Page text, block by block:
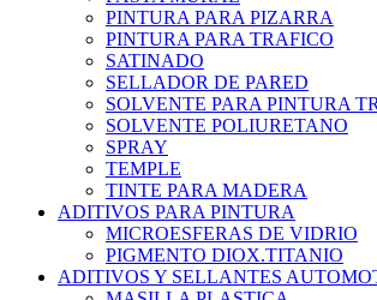
PINTURA PARA PIZARRA
PINTURA PARA TRAFICO
SATINADO
SELLADOR DE PARED
SOLVENTE PARA PINTURA
SOLVENTE POLIURETANO
SPRAY
TEMPLE
TINTE PARA MADERA
ADITIVOS PARA PINTURA
MICROESFERAS DE VIDRIO
PIGMENTO DIOX.TITANIO
ADITIVOS Y SELLANTES